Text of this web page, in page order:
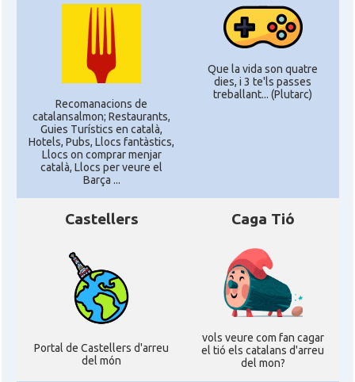
Recomanacions de
catalansalmon; Restaurants,
Guies Turístics en català,
Hotels, Pubs, Llocs fantàstics,
Llocs on comprar menjar
català, Llocs per veure el
Barça ...
Que la vida son quatre
dies, i 3 te'ls passes
treballant... (Plutarc)
Castellers
Portal de Castellers d'arreu
del món
Caga Tió
vols veure com fan cagar
el tió els catalans d'arreu
del mon?